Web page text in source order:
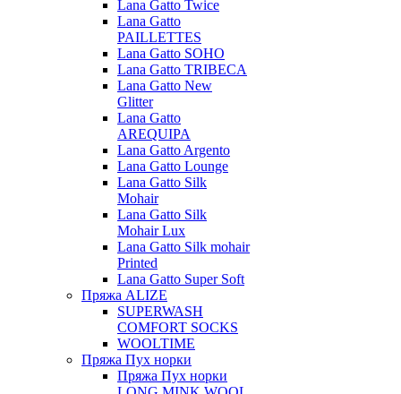
Lana Gatto Twice
Lana Gatto
PAILLETTES
Lana Gatto SOHO
Lana Gatto TRIBECA
Lana Gatto New
Glitter
Lana Gatto
AREQUIPA
Lana Gatto Argento
Lana Gatto Lounge
Lana Gatto Silk
Mohair
Lana Gatto Silk
Mohair Lux
Lana Gatto Silk mohair
Printed
Lana Gatto Super Soft
Пряжа ALIZE
SUPERWASH
COMFORT SOCKS
WOOLTIME
Пряжа Пух норки
Пряжа Пух норки